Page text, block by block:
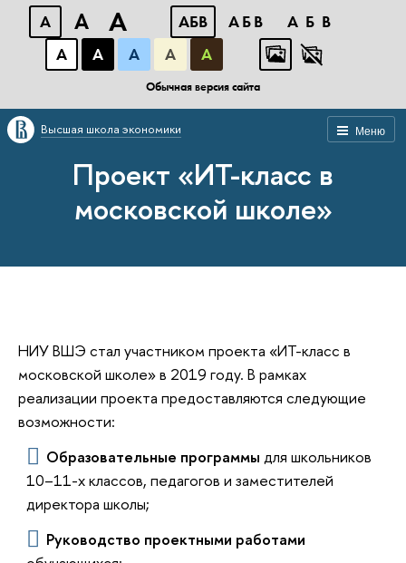
A A A АБВ АБВ
АБВ
А
А А А А
Обычная версия сайта
Меню
Высшая школа экономики
Проект «ИТ-класс в
московской школе»
НИУ ВШЭ стал участником проекта «ИТ-класс в
московской школе» в 2019 году. В рамках
реализации проекта предоставляются следующие
возможности:
Образовательные программы для школьников
10–11-х классов, педагогов и заместителей
директора школы;
Руководство проектными работами